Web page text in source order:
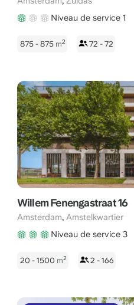
Niveau de service 1
875 - 875 m2 72 - 72
Willem Fenengastraat 16
Amsterdam, Amstelkwartier
Niveau de service 3
20 - 1500 m2 2 - 166